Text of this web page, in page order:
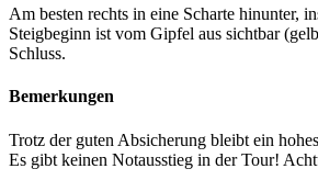
Am besten rechts in eine Scharte hinunter,
Steigbeginn ist vom Gipfel aus sichtbar
Schluss.
Bemerkungen
Trotz der guten Absicherung bleibt ein
Es gibt keinen Notausstieg in der Tour!